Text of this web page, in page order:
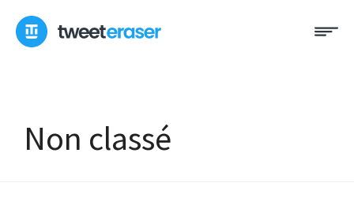
content
Non classé